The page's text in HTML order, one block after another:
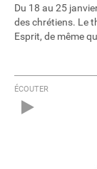
Du 18 au 25
des chrétiens. Le
Esprit, de même
ÉCOUTER